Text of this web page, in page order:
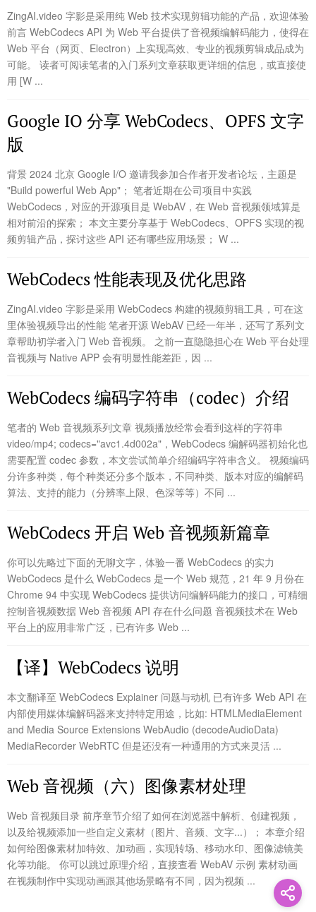
ZingAI.video 字影是采用纯 Web 技术实现剪辑功能的产品，欢迎体验
前言 WebCodecs API 为 Web 平台提供了音视频编解码能力，使得在
Web 平台（网页、Electron）上实现高效、专业的视频剪辑成品成为
可能。 读者可阅读笔者的入门系列文章获取更详细的信息，或直接使
用 [W ...
Google IO 分享 WebCodecs、OPFS 文字
版
背景 2024 北京 Google I/O 邀请我参加合作者开发者论坛，主题是
"Build powerful Web App"； 笔者近期在公司项目中实践
WebCodecs，对应的开源项目是 WebAV，在 Web 音视频领域算是
相对前沿的探索； 本文主要分享基于 WebCodecs、OPFS 实现的视
频剪辑产品，探讨这些 API 还有哪些应用场景； W ...
WebCodecs 性能表现及优化思路
ZingAI.video 字影是采用 WebCodecs 构建的视频剪辑工具，可在这
里体验视频导出的性能 笔者开源 WebAV 已经一年半，还写了系列文
章帮助初学者入门 Web 音视频。 之前一直隐隐担心在 Web 平台处理
音视频与 Native APP 会有明显性能差距，因 ...
WebCodecs 编码字符串（codec）介绍
笔者的 Web 音视频系列文章 视频播放经常会看到这样的字符串
video/mp4; codecs="avc1.4d002a"，WebCodecs 编解码器初始化也
需要配置 codec 参数，本文尝试简单介绍编码字符串含义。 视频编码
分许多种类，每个种类还分多个版本，不同种类、版本对应的编解码
算法、支持的能力（分辨率上限、色深等等）不同 ...
WebCodecs 开启 Web 音视频新篇章
你可以先略过下面的无聊文字，体验一番 WebCodecs 的实力
WebCodecs 是什么 WebCodecs 是一个 Web 规范，21 年 9 月份在
Chrome 94 中实现 WebCodecs 提供访问编解码能力的接口，可精细
控制音视频数据 Web 音视频 API 存在什么问题 音视频技术在 Web
平台上的应用非常广泛，已有许多 Web ...
【译】WebCodecs 说明
本文翻译至 WebCodecs Explainer 问题与动机 已有许多 Web API 在
内部使用媒体编解码器来支持特定用途，比如: HTMLMediaElement
and Media Source Extensions WebAudio (decodeAudioData)
MediaRecorder WebRTC 但是还没有一种通用的方式来灵活 ...
Web 音视频（六）图像素材处理
Web 音视频目录 前序章节介绍了如何在浏览器中解析、创建视频，
以及给视频添加一些自定义素材（图片、音频、文字...）； 本章介绍
如何给图像素材加特效、加动画，实现转场、移动水印、图像滤镜美
化等功能。 你可以跳过原理介绍，直接查看 WebAV 示例 素材动画
在视频制作中实现动画跟其他场景略有不同，因为视频 ...